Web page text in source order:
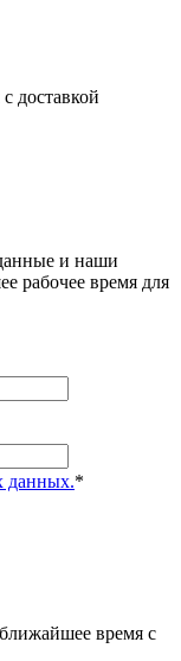
доставкой
и наши
рабочее время для
данных.*
время с